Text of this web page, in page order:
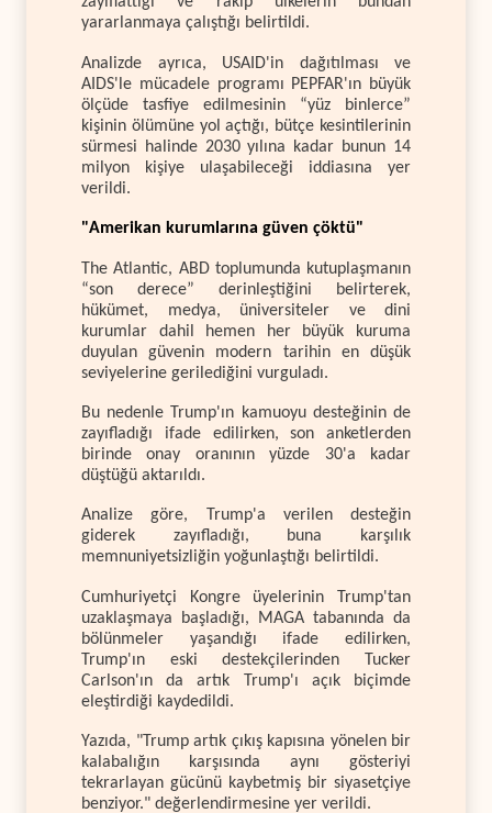
yararlanmaya çalıştığı belirtildi.
Analizde ayrıca, USAID'in dağıtılması ve
AIDS'le mücadele programı PEPFAR'ın büyük
ölçüde tasfiye edilmesinin “yüz binlerce”
kişinin ölümüne yol açtığı, bütçe kesintilerinin
sürmesi halinde 2030 yılına kadar bunun 14
milyon kişiye ulaşabileceği iddiasına yer
verildi.
"Amerikan kurumlarına güven çöktü"
The Atlantic, ABD toplumunda kutuplaşmanın
“son derece” derinleştiğini belirterek,
hükümet, medya, üniversiteler ve dini
kurumlar dahil hemen her büyük kuruma
duyulan güvenin modern tarihin en düşük
seviyelerine gerilediğini vurguladı.
Bu nedenle Trump'ın kamuoyu desteğinin de
zayıfladığı ifade edilirken, son anketlerden
birinde onay oranının yüzde 30'a kadar
düştüğü aktarıldı.
Analize göre, Trump'a verilen desteğin
giderek zayıfladığı, buna karşılık
memnuniyetsizliğin yoğunlaştığı belirtildi.
Cumhuriyetçi Kongre üyelerinin Trump'tan
uzaklaşmaya başladığı, MAGA tabanında da
bölünmeler yaşandığı ifade edilirken,
Trump'ın eski destekçilerinden Tucker
Carlson'ın da artık Trump'ı açık biçimde
eleştirdiği kaydedildi.
Yazıda, "Trump artık çıkış kapısına yönelen bir
kalabalığın karşısında aynı gösteriyi
tekrarlayan gücünü kaybetmiş bir siyasetçiye
benziyor." değerlendirmesine yer verildi.